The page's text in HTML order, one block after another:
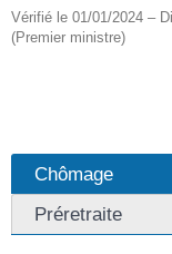
Vérifié le 01/01/2024 –
(Premier ministre)
Chômage
Préretraite